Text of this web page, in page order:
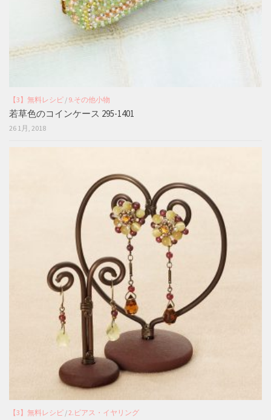
【3】無料レシピ / 9.その他小物
若草色のコインケース 295-1401
26 1月, 2018
【3】無料レシピ /2.ピアス・イヤリング